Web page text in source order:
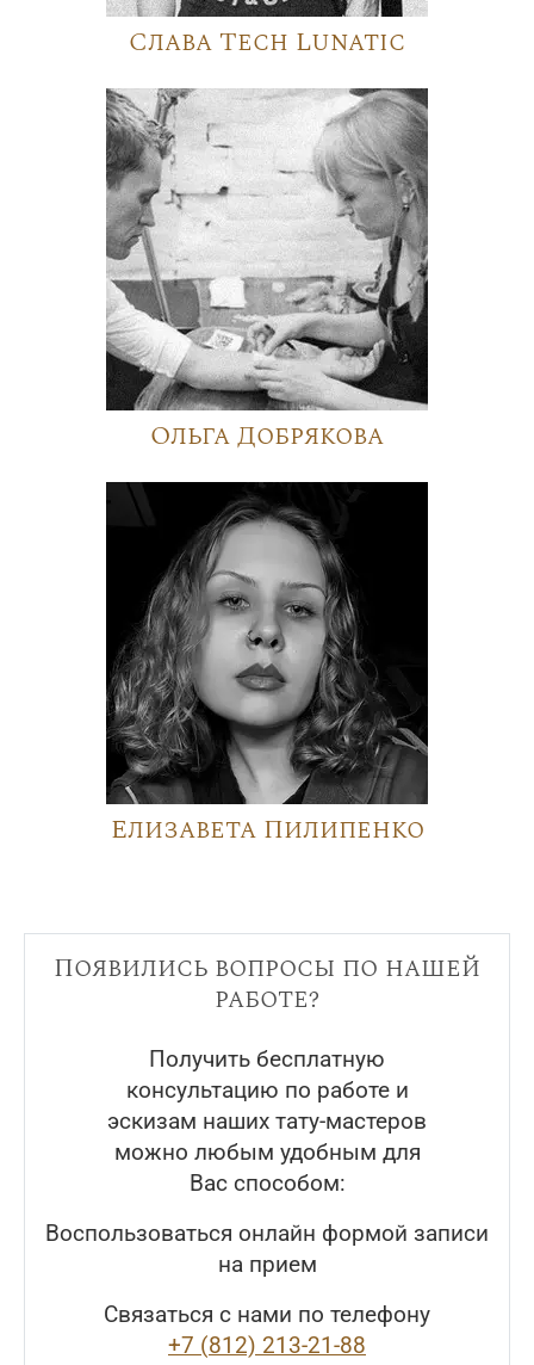
Слава Tech Lunatic
Ольга Добрякова
Елизавета Пилипенко
Появились вопросы по нашей
работе?
Получить бесплатную
консультацию по работе и
эскизам наших тату-мастеров
можно любым удобным для
Вас способом:
Воспользоваться онлайн формой записи
на прием
Связаться с нами по телефону
+7 (812) 213-21-88